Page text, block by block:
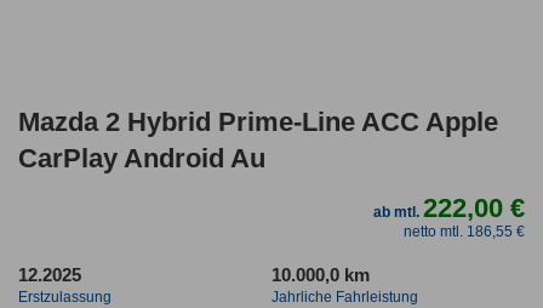
Mazda 2 Hybrid Prime-Line ACC Apple
CarPlay Android Au
ab mtl.222,00 €
netto mtl. 186,55 €
12.2025
Erstzulassung
10.000,0 km
Jahrliche Fahrleistung